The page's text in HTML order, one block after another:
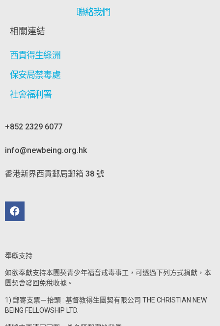
聯絡我們
相關連結
西貢得生綠洲
保安局禁毒處
社會福利署
+852 2329 6077
info@newbeing.org.hk
香港新界西貢郵局郵箱 38 號
奉獻支持
如欲奉獻支持本團契青少年福音戒毒事工，可透過下列方式捐獻，本
團契會發回免稅收據。
1) 郵寄支票－抬頭 : 基督教得生團契有限公司 THE CHRISTIAN NEW
BEING FELLOWSHIP LTD.